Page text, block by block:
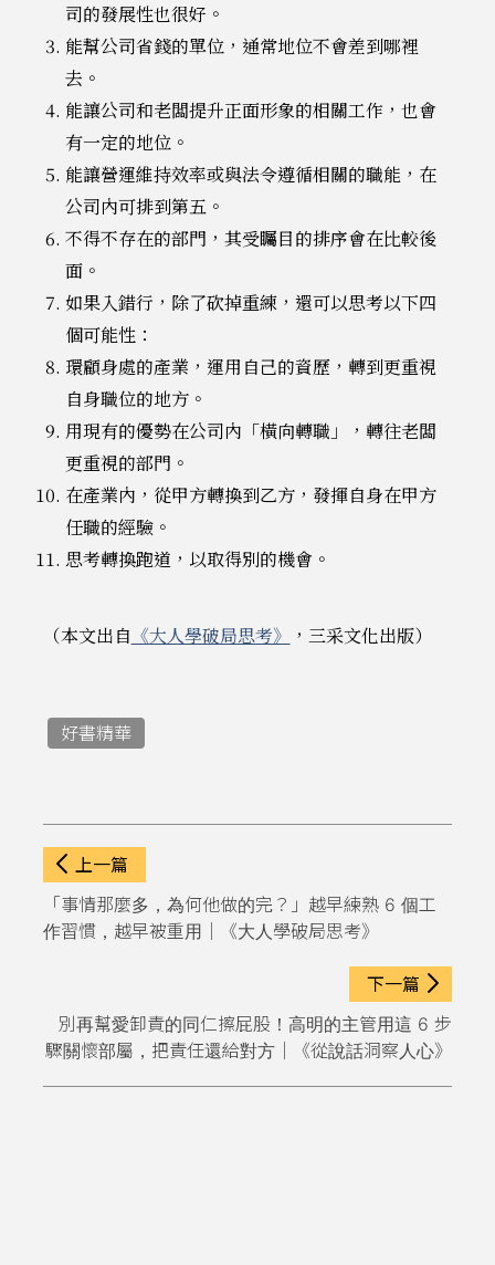
司的發展性也很好。
能幫公司省錢的單位，通常地位不會差到哪裡
去。
能讓公司和老闆提升正面形象的相關工作，也會
有一定的地位。
能讓營運維持效率或與法令遵循相關的職能，在
公司內可排到第五。
不得不存在的部門，其受矚目的排序會在比較後
面。
如果入錯行，除了砍掉重練，還可以思考以下四
個可能性：
環顧身處的產業，運用自己的資歷，轉到更重視
自身職位的地方。
用現有的優勢在公司內「橫向轉職」，轉往老闆
更重視的部門。
在產業內，從甲方轉換到乙方，發揮自身在甲方
任職的經驗。
思考轉換跑道，以取得別的機會。
（本文出自 《大人學破局思考》 ，三采文化出版）
好書精華
上一篇
「事情那麼多，為何他做的完？」越早練熟 6 個工
作習慣，越早被重用｜《大人學破局思考》
下一篇
別再幫愛卸責的同仁擦屁股！高明的主管用這 6 步
驟關懷部屬，把責任還給對方｜《從說話洞察人心》